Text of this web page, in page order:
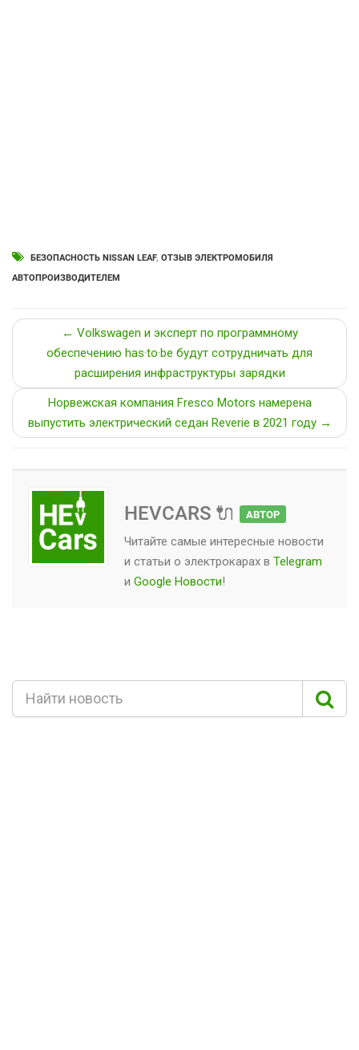
БЕЗОПАСНОСТЬ NISSAN LEAF, ОТЗЫВ ЭЛЕКТРОМОБИЛЯ
АВТОПРОИЗВОДИТЕЛЕМ
← Volkswagen и эксперт по программному
обеспечению has·to·be будут сотрудничать для
расширения инфраструктуры зарядки
Норвежская компания Fresco Motors намерена
выпустить электрический седан Reverie в 2021 году →
HEVCARS 🔌 АВТОР
Читайте самые интересные новости
и статьи о электрокарах в Telegram
и Google Новости!